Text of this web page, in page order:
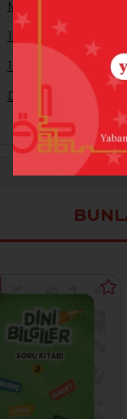
Mesleki Gelişim
192
160*240
Doç. Dr. Fatih KOCA